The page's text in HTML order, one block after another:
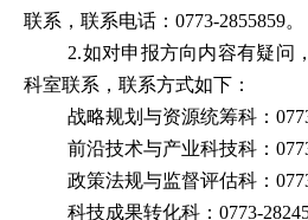
联系，联系电话： 0773-2855859。
2.如对申报方向内容有疑问
科室联系，联系方式如下：
战略规划与资源统筹科：
前沿技术与产业科技科：
政策法规与监督评估科：
科技成果转化科：0773-